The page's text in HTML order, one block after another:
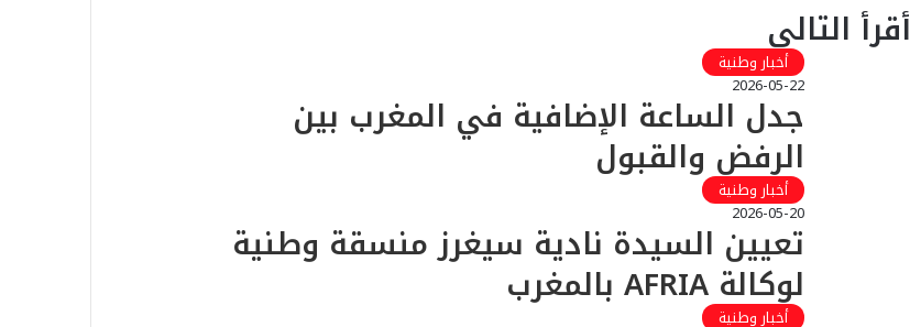
ر
ا
o
kأقرأ التالي
أخبار وطنية
2026-05-22
جدل الساعة الإضافية في المغرب بين
الرفض والقبول
أخبار وطنية
2026-05-20
تعيين السيدة نادية سيغرز منسقة وطنية
لوكالة AFRIA بالمغرب
أخبار وطنية